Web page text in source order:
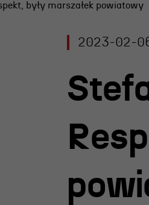
były marszałek powiatowy
2023-02-